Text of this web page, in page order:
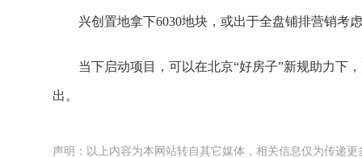
兴创置地拿下6030地块，或出于全盘铺排营销考
当下启动项目，可以在北京“好房子”新规助力下
出。
声明：以上内容为本网站转自其它媒体，相关信息仅为传递